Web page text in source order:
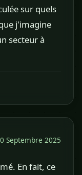
sur quels
j'imagine
secteur à
Septembre 2025
En fait, ce